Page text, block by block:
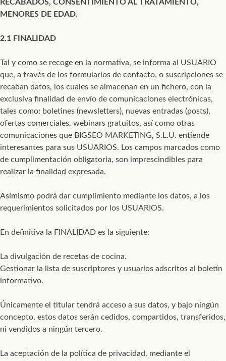
RECABADOS, CONSENTIMIENTO AL TRATAMIENTO,
MENORES DE EDAD.
2.1 FINALIDAD
Tal y como se recoge en la normativa, se informa al USUARIO
que, a través de los formularios de contacto, o suscripciones se
recaban datos, los cuales se almacenan en un fichero, con la
exclusiva finalidad de envío de comunicaciones electrónicas,
tales como: boletines (newsletters), nuevas entradas (posts),
ofertas comerciales, webinars gratuitos, así como otras
comunicaciones que BIGSEO MARKETING, S.L.U. entiende
interesantes para sus USUARIOS. Los campos marcados como
de cumplimentación obligatoria, son imprescindibles para
realizar la finalidad expresada.
Asimismo podrá dar cumplimiento mediante los datos, a los
requerimientos solicitados por los USUARIOS.
En definitiva la FINALIDAD es la siguiente:
La divulgación de recetas de cocina.
Gestionar la lista de suscriptores y usuarios adscritos al boletín
informativo.
Únicamente el titular tendrá acceso a sus datos, y bajo ningún
concepto, estos datos serán cedidos, compartidos, transferidos,
ni vendidos a ningún tercero.
La aceptación de la política de privacidad, mediante el